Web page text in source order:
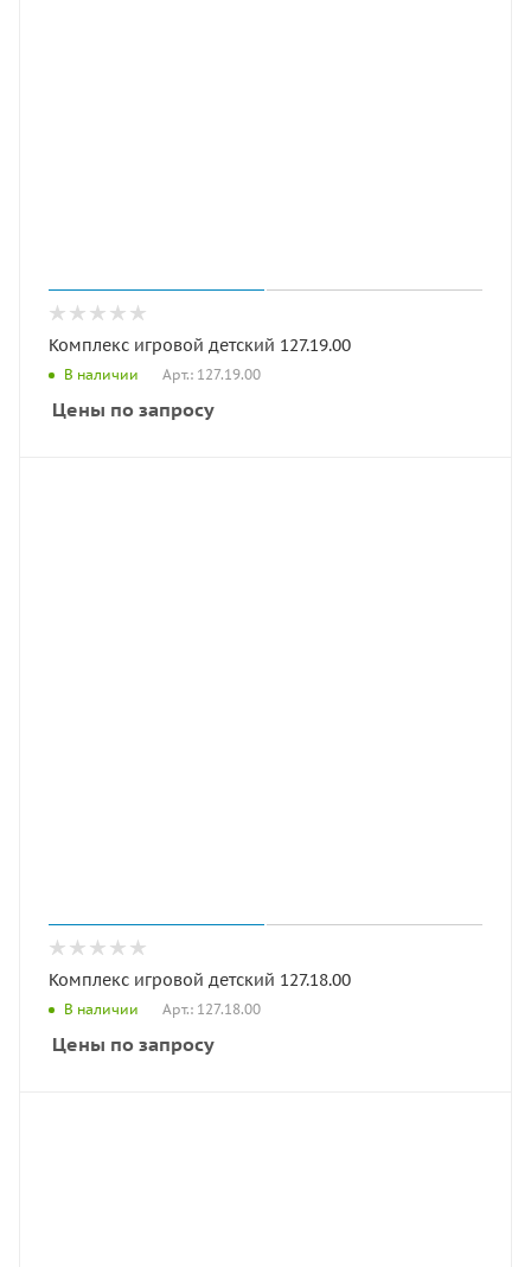
Комплекс игровой детский 127.19.00
В наличии Арт.: 127.19.00
Цены по запросу
Комплекс игровой детский 127.18.00
В наличии Арт.: 127.18.00
Цены по запросу